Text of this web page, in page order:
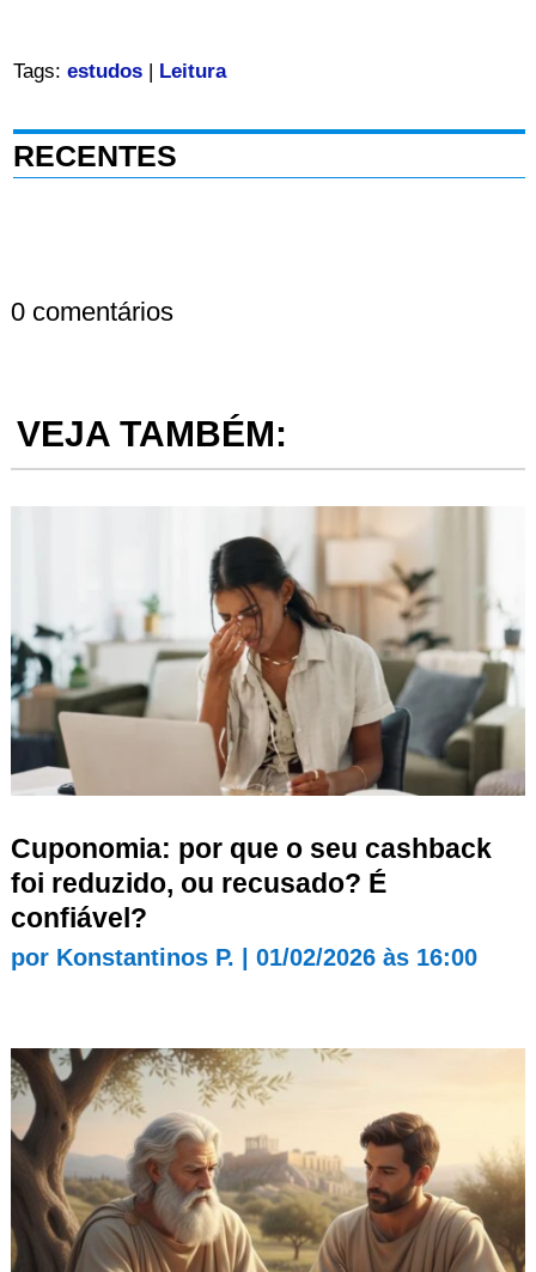
Tags: estudos| Leitura
RECENTES
0 comentários
VEJA TAMBÉM:
Cuponomia: por que o seu cashback
foi reduzido, ou recusado? É
confiável?
por Konstantinos P. 01/02/2026 às 16:00